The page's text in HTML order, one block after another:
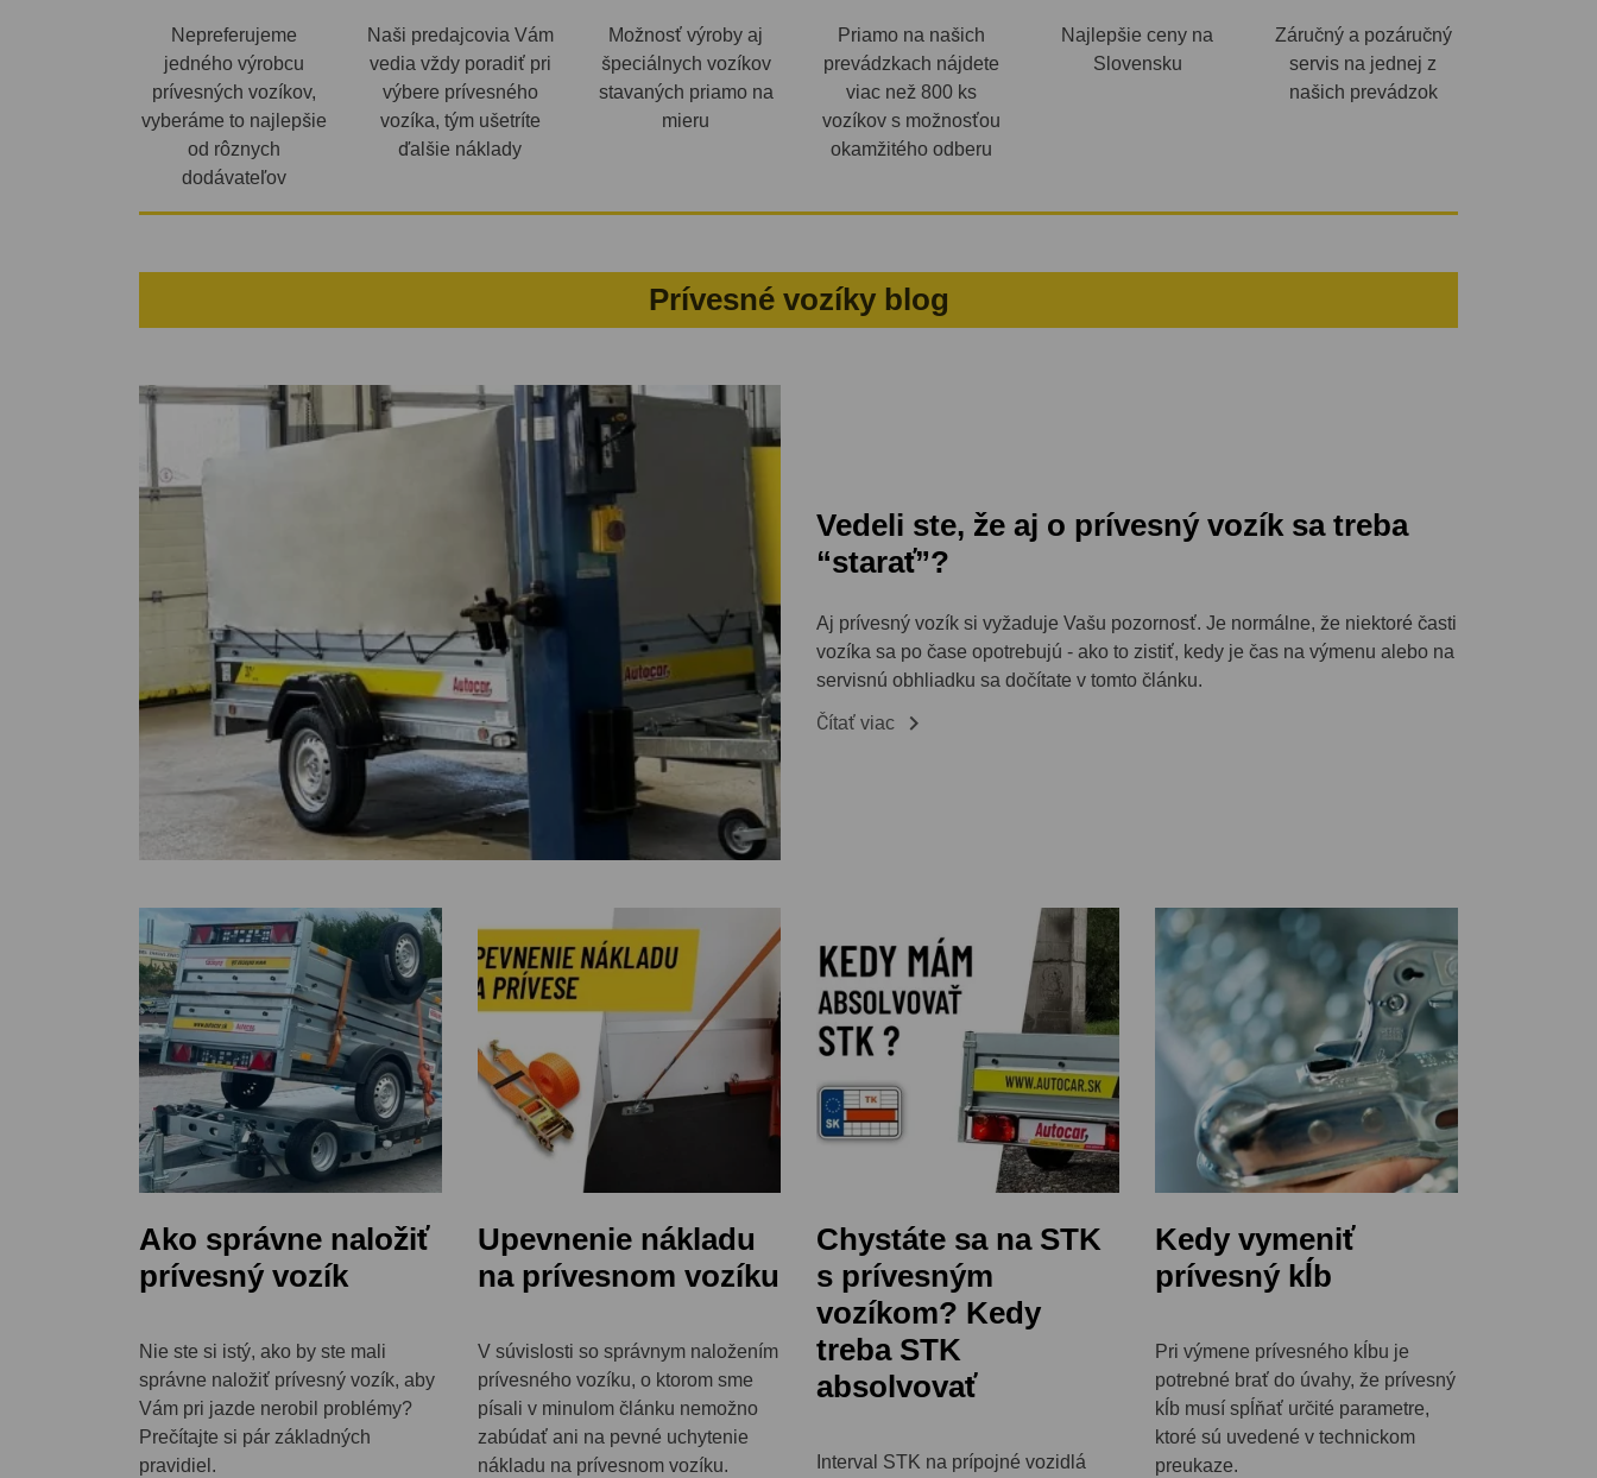
Nepreferujeme
jedného výrobcu
prívesných vozíkov,
vyberáme to najlepšie
od rôznych
dodávateľov
Naši predajcovia Vám
vedia vždy poradiť pri
výbere prívesného
vozíka, tým ušetríte
ďalšie náklady
Možnosť výroby aj
špeciálnych vozíkov
stavaných priamo na
mieru
Priamo na našich
prevádzkach nájdete
viac než 800 ks
vozíkov s možnosťou
okamžitého odberu
Najlepšie ceny na
Slovensku
Záručný a pozáručný
servis na jednej z
našich prevádzok
Prívesné vozíky blog
Vedeli ste, že aj o prívesný vozík sa treba
“starať”?
Aj prívesný vozík si vyžaduje Vašu pozornosť. Je normálne, že niektoré časti
vozíka sa po čase opotrebujú - ako to zistiť, kedy je čas na výmenu alebo na
servisnú obhliadku sa dočítate v tomto článku.
Čítať viac 
Ako správne naložiť
prívesný vozík
Nie ste si istý, ako by ste mali
správne naložiť prívesný vozík, aby
Vám pri jazde nerobil problémy?
Prečítajte si pár základných
pravidiel.
Upevnenie nákladu
na prívesnom vozíku
V súvislosti so správnym naložením
prívesného vozíku, o ktorom sme
písali v minulom článku nemožno
zabúdať ani na pevné uchytenie
nákladu na prívesnom vozíku.
Chystáte sa na STK
s prívesným
vozíkom? Kedy
treba STK
absolvovať
Interval STK na prípojné vozidlá
Kedy vymeniť
prívesný kĺb
Pri výmene prívesného kĺbu je
potrebné brať do úvahy, že prívesný
kĺb musí spĺňať určité parametre,
ktoré sú uvedené v technickom
preukaze.